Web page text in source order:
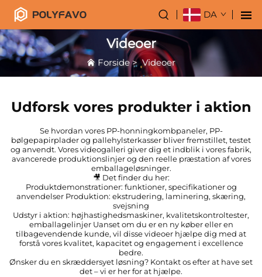
DA
Videoer
Forside>Videoer
Udforsk vores produkter i aktion
Se hvordan vores PP-honningkombpaneler, PP-
bølgepapirplader og pallehylsterkasser bliver fremstillet, testet
og anvendt. Vores videogalleri giver dig et indblik i vores fabrik,
avancerede produktionslinjer og den reelle præstation af vores
emballageløsninger.
🎥 Det finder du her:
Produktdemonstrationer: funktioner, specifikationer og
anvendelser Produktion: ekstrudering, laminering, skæring,
svejsning
Udstyr i aktion: højhastighedsmaskiner, kvalitetskontroltester,
emballagelinjer Uanset om du er en ny køber eller en
tilbagevendende kunde, vil disse videoer hjælpe dig med at
forstå vores kvalitet, kapacitet og engagement i excellence
bedre.
Ønsker du en skræddersyet løsning? Kontakt os efter at have set
det – vi er her for at hjælpe.